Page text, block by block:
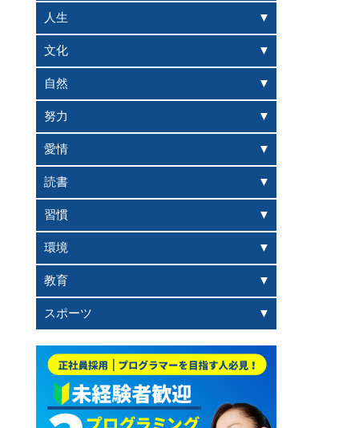
人生
文化
自然
努力
愛情
読書
習慣
環境
教育
スポーツ